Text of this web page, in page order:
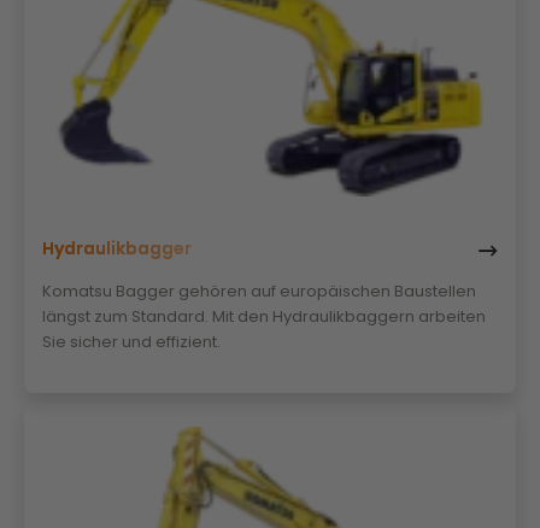
Hydraulikbagger
Komatsu Bagger gehören auf europäischen Baustellen
längst zum Standard. Mit den Hydraulikbaggern arbeiten
Sie sicher und effizient.